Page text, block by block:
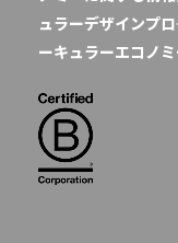
ュラーデザインプ
ーキュラーエコノミ